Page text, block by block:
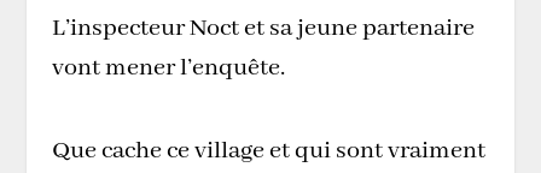
L’inspecteur Noct et sa jeune partenaire
vont mener l’enquête.
Que cache ce village et qui sont vraiment